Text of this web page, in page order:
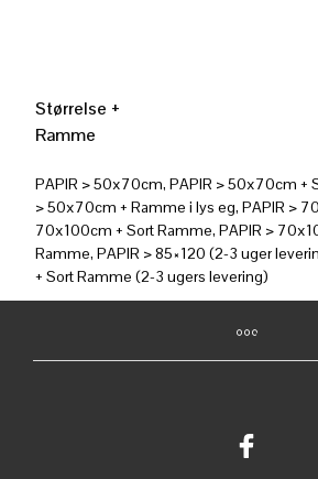
Størrelse +
Ramme
PAPIR > 50x70cm, PAPIR > 50x70cm +
> 50x70cm + Ramme i lys eg, PAPIR >
70x100cm + Sort Ramme, PAPIR >
Ramme, PAPIR > 85×120 (2-3 uger
+ Sort Ramme (2-3 ugers levering)